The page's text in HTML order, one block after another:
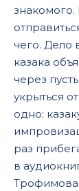
чего. Дело
казака
через
укрыться
одно:
раз
в
Трофимова.